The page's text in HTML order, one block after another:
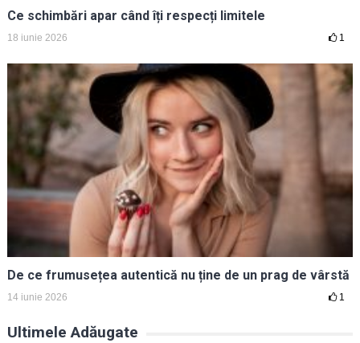
Ce schimbări apar când îți respecți limitele
18 iunie 2026 1
De ce frumusețea autentică nu ține de un prag de vârstă
14 iunie 2026 1
Ultimele Adăugate